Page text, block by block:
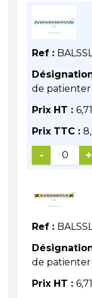
Ref :
de
Prix HT : 6,71
Prix TTC :
- +
Ref :
de
Prix HT : 6,71